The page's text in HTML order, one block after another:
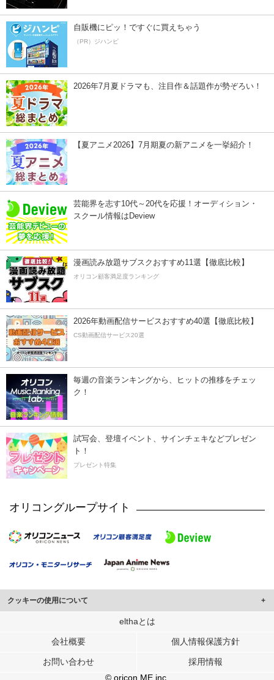
自販機にピッ！ですぐに買えちゃう
（PR）ジハンピ
2026年7月夏ドラマも、注目作＆話題作が勢ぞろい！
【夏アニメ2026】7月期夏の新アニメを一挙紹介！
芸能界を志す10代～20代を応援！オーディション・
スクール情報はDeview
漫画読み放題サブスクおすすめ11選【徹底比較】
オリコン顧客満足度ランキング
2026年動画配信サービスおすすめ40選【徹底比較】
CS動画配信サービス20選
毎週の音楽ランキングから、ヒットの推移をチェッ
ク！
試写会、登壇イベント、サインチェキなどプレゼン
ト！
プレゼント特集
オリコングループサイト
クッキーの使用について
このサイトでは Cookie を使用して、ユーザーに合わせたコンテンツや広告の
行っています。
メディアや広告配信、データ解析の各パートナーに提供しています。
各パートナーは、この情報とユーザーが各パートナーに提供した他の情報や、
elthaとは
会社概要 個人情報保護方針
お問い合わせ
採用情報
© oricon ME inc.